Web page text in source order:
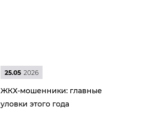
25.05 2026
ЖКХ-мошенники: главные
уловки этого года